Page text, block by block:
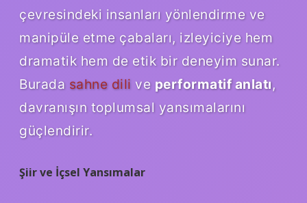
çevresindeki insanları yönlendirme ve
manipüle etme çabaları, izleyiciye hem
dramatik hem de etik bir deneyim sunar.
Burada sahne dili ve performatif anlatı,
davranışın toplumsal yansımalarını
güçlendirir.
Şiir ve İçsel Yansımalar